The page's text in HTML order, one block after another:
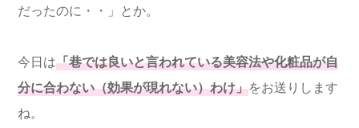
だったのに・・」とか。
今日は「巷では良いと言われている美容法や化粧品が自
分に合わない（効果が現れない）わけ」をお送りします
ね。